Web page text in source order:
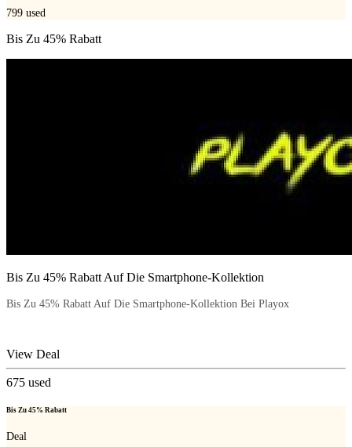
799 used
Bis Zu 45% Rabatt
Bis Zu 45% Rabatt Auf Die Smartphone-Kollektion
Bis Zu 45% Rabatt Auf Die Smartphone-Kollektion Bei Playox
View Deal
675 used
Bis Zu 45% Rabatt
Deal